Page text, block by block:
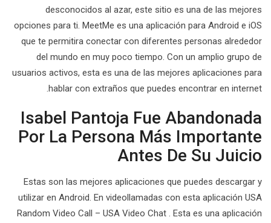
desconocidos al azar, este sitio es una de las mejores
opciones para ti. MeetMe es una aplicación para Android e iOS
que te permitira conectar con diferentes personas alrededor
del mundo en muy poco tiempo. Con un amplio grupo de
usuarios activos, esta es una de las mejores aplicaciones para
hablar con extraños que puedes encontrar en internet.
Isabel Pantoja Fue Abandonada
Por La Persona Más Importante
Antes De Su Juicio
Estas son las mejores aplicaciones que puedes descargar y
utilizar en Android. En videollamadas con esta aplicación USA
Random Video Call – USA Video Chat . Esta es una aplicación